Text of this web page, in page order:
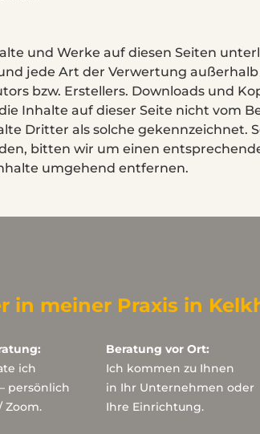
und Werke auf diesen Seiten
jede Art der Verwertung
bzw. Erstellers. Downloads und
Inhalte auf dieser Seite nicht vom
Dritter als solche gekennzeichnet.
bitten wir um einen
umgehend entfernen.
in meiner Praxis in
ich
persönlich
Zoom.
Beratung vor Ort:
Ich kommen zu Ihnen
in Ihr Unternehmen oder
Ihre Einrichtung.